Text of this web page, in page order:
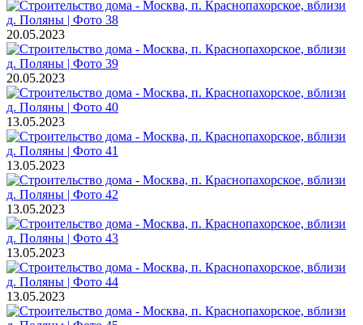
20.05.2023
20.05.2023
13.05.2023
13.05.2023
13.05.2023
13.05.2023
13.05.2023